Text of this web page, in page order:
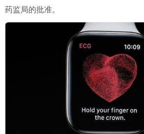
药监局的批准。